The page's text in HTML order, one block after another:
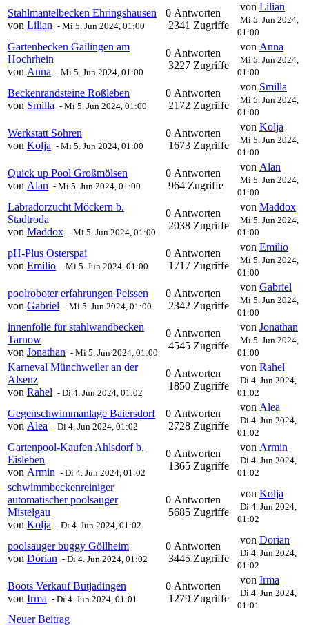
Stahlmantelbecken Ehringshausen
von Lilian - Mi 5. Jun 2024, 01:00
0 Antworten
2341 Zugriffe
von Lilian
Mi 5. Jun 2024,
01:00
Gartenbecken Gailingen am
Hochrhein
von Anna - Mi 5. Jun 2024, 01:00
0 Antworten
3227 Zugriffe
von Anna
Mi 5. Jun 2024,
01:00
Beckenrandsteine Roßleben
von Smilla - Mi 5. Jun 2024, 01:00
0 Antworten
2172 Zugriffe
von Smilla
Mi 5. Jun 2024,
01:00
Werkstatt Sohren
von Kolja - Mi 5. Jun 2024, 01:00
0 Antworten
1673 Zugriffe
von Kolja
Mi 5. Jun 2024,
01:00
Quick up Pool Großmölsen
von Alan - Mi 5. Jun 2024, 01:00
0 Antworten
964 Zugriffe
von Alan
Mi 5. Jun 2024,
01:00
Labradorzucht Möckern b.
Stadtroda
von Maddox - Mi 5. Jun 2024, 01:00
0 Antworten
2038 Zugriffe
von Maddox
Mi 5. Jun 2024,
01:00
pH-Plus Osterspai
von Emilio - Mi 5. Jun 2024, 01:00
0 Antworten
1717 Zugriffe
von Emilio
Mi 5. Jun 2024,
01:00
poolroboter erfahrungen Peissen
von Gabriel - Mi 5. Jun 2024, 01:00
0 Antworten
2342 Zugriffe
von Gabriel
Mi 5. Jun 2024,
01:00
innenfolie für stahlwandbecken
Tarnow
von Jonathan - Mi 5. Jun 2024, 01:00
0 Antworten
4545 Zugriffe
von Jonathan
Mi 5. Jun 2024,
01:00
Karneval Münchweiler an der
Alsenz
von Rahel - Di 4. Jun 2024, 01:02
0 Antworten
1850 Zugriffe
von Rahel
Di 4. Jun 2024,
01:02
Gegenschwimmanlage Baiersdorf
von Alea - Di 4. Jun 2024, 01:02
0 Antworten
2728 Zugriffe
von Alea
Di 4. Jun 2024,
01:02
Gartenpool-Kaufen Ahlsdorf b.
Eisleben
von Armin - Di 4. Jun 2024, 01:02
0 Antworten
1365 Zugriffe
von Armin
Di 4. Jun 2024,
01:02
schwimmbeckenreiniger
automatischer poolsauger
Mistelgau
von Kolja - Di 4. Jun 2024, 01:02
0 Antworten
5685 Zugriffe
von Kolja
Di 4. Jun 2024,
01:02
poolsauger buggy Göllheim
von Dorian - Di 4. Jun 2024, 01:02
0 Antworten
3445 Zugriffe
von Dorian
Di 4. Jun 2024,
01:02
Boots Verkauf Butjadingen
von Irma - Di 4. Jun 2024, 01:01
0 Antworten
1279 Zugriffe
von Irma
Di 4. Jun 2024,
01:01
Neuer Beitrag